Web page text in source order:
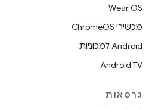
Wear OS
מכשירי ChromeOS
Android למכוניות
Android TV
גרסאות